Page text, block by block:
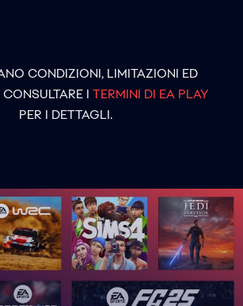
CONDIZIONI, LIMITAZIONI ED
I TERMINI DI EA PLAY
PER I DETTAGLI.